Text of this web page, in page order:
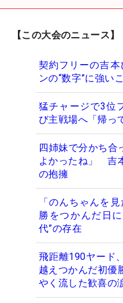
【この大会のニュース】
契約フリーの吉
ンの“数字”に強い
猛チャージで3位
び主戦場へ「帰っ
四姉妹で分かち合
よかったね」 吉
の抱擁
「のんちゃんを
勝をつかんだ日
代”の存在
飛距離190ヤード
越えつかんだ初優
やく流した歓喜の